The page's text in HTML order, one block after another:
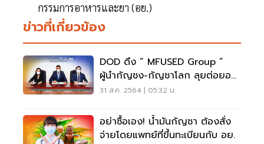
กรรมการอาหารและยา (อย.)
ข่าวที่เกี่ยวข้อง
DOD ดึง “ MFUSED Group ”
ผู้นำกัญชง-กัญชาโลก ลุยต่อยอด
ธุรกิจ
31 ส.ค. 2564 | 05:32 น.
อย่าซื้อเอง! น้ำมันกัญชา ต้องสั่ง
จ่ายโดยแพทย์ที่ขึ้นทะเบียนกับ อย.